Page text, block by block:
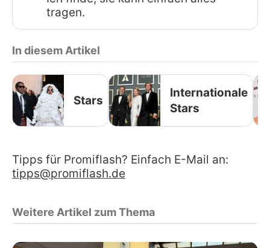
tragen.
In diesem Artikel
Stars
Internationale
Stars
Tipps für Promiflash? Einfach E-Mail an:
tipps@promiflash.de
Weitere Artikel zum Thema